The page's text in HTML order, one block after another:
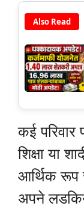
Also Read
कई परिवार
शिक्षा या
आर्थिक रूप
अपने